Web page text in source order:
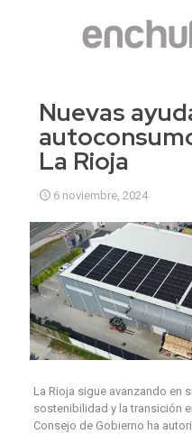
Nuevas
La Rioja
6 noviembre, 2024
La Rioja sigue avanzando en
sostenibilidad y la transición
Consejo de Gobierno ha